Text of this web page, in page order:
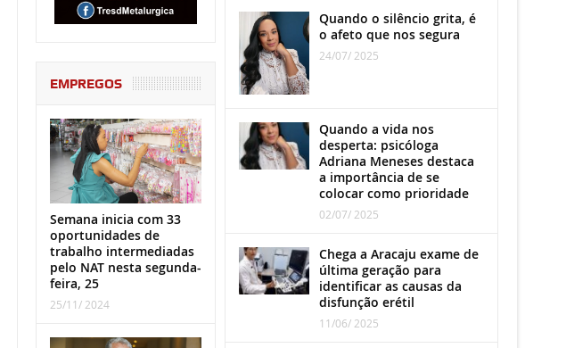
EMPREGOS
Semana inicia com 33
oportunidades de
trabalho intermediadas
pelo NAT nesta segunda-
feira, 25
25/11/ 2024
Quando o silêncio grita, é
o afeto que nos segura
24/07/ 2025
Quando a vida nos
desperta: psicóloga
Adriana Meneses destaca
a importância de se
colocar como prioridade
02/07/ 2025
Chega a Aracaju exame de
última geração para
identificar as causas da
disfunção erétil
11/06/ 2025